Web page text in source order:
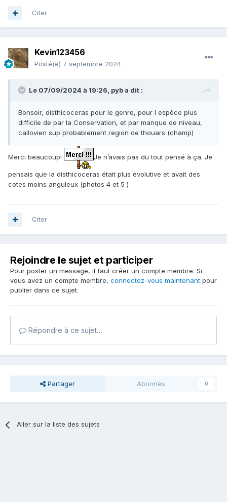
Citer
Kevin123456
Posté(e) 7 septembre 2024
Le 07/09/2024 à 19:26, pyba dit :
Bonsoir, disthicoceras pour le genre, pour l espèce plus
difficile de par la Conservation, et par manque de niveau,
callovien sup probablement region de thouars (champ)
Merci beaucoup! Je n’avais pas du tout pensé à ça. Je
pensais que la disthicoceras était plus évolutive et avait des
cotes moins anguleux (photos 4 et 5 )
Citer
Rejoindre le sujet et participer
Pour poster un message, il faut créer un compte membre. Si
vous avez un compte membre, connectez-vous maintenant pour
publier dans ce sujet.
Répondre à ce sujet…
Partager Abonnés 0
Aller sur la liste des sujets